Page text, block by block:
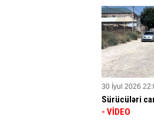
30 İyul 2026
Sürücüləri
- VİDEO